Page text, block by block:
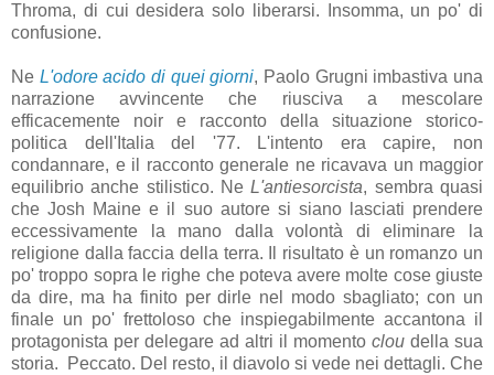
Throma, di cui desidera solo liberarsi. Insomma, un po' di
confusione.
Ne L'odore acido di quei giorni, Paolo Grugni imbastiva una
narrazione avvincente che riusciva a mescolare
efficacemente noir e racconto della situazione storico-
politica dell'Italia del '77. L'intento era capire, non
condannare, e il racconto generale ne ricavava un maggior
equilibrio anche stilistico. NeL'antiesorcista, sembra quasi
che Josh Maine e il suo autore si siano lasciati prendere
eccessivamente la mano dalla volontà di eliminare la
religione dalla faccia della terra. Il risultato è un romanzo un
po' troppo sopra le righe che poteva avere molte cose giuste
da dire, ma ha finito per dirle nel modo sbagliato; con un
finale un po' frettoloso che inspiegabilmente accantona il
protagonista per delegare ad altri il momento clou della sua
storia. Peccato. Del resto, il diavolo si vede nei dettagli. Che